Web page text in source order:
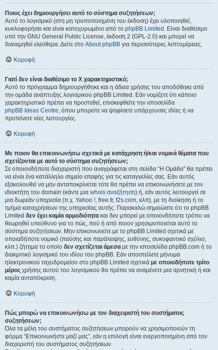
Ποιος έχει δημιουργήσει αυτό το σύστημα συζητήσεων;
Αυτό το λογισμικό (στη μη τροποποιημένη του έκδοση) έχει υλοποιηθεί,
κυκλοφορήσει και είναι κατοχυρωμένο από το phpBB Limited . Είναι διαθέσιμο
υπό την GNU General Public License, έκδοση 2 (GPL-2.0) και μπορεί να
διανεμηθεί ελεύθερα. Δείτε στο About phpBB για περισσότερες λεπτομέρειες.
Κορυφή
Γιατί δεν είναι διαθέσιμο το Χ χαρακτηριστικό;
Αυτό το πρόγραμμα δημιουργήθηκε και η άδεια χρήσης του αποδόθηκε από
την ομάδα ανάπτυξης λογισμικού phpBB Limited. Εάν νομίζετε ότι κάποιο
χαρακτηριστικό πρέπει να προστεθεί, επισκεφθείτε την ιστοσελίδα
phpBB Ideas Centre, όπου μπορείτε να ψηφίσετε υπάρχουσες ιδέες ή να
προτείνετε νέες λειτουργίες.
Κορυφή
Με ποιον θα επικοινωνήσω σχετικά με κατάχρηση ή/και νομικά θέματα που
σχετίζονται με αυτό το σύστημα συζητήσεων;
Σε οποιονδήποτε διαχειριστή που αναγράφεται στη σελίδα “Η Ομάδα” θα πρέπει
να είναι ένα κατάλληλο σημείο επαφής για τις καταγγελίες σας. Εάν αυτός
εξακολουθεί να μην ανταποκρίνεται τότε θα πρέπει να επικοινωνήσετε με τον
ιδιοκτήτη του domain (κάντε μια whois αναζήτηση) ή, εάν αυτός λειτουργεί σε
μια δωρεάν υπηρεσία (π.χ. Yahoo !, free.fr, f2s.com, κλπ), με τη διοίκηση ή το
τμήμα καταχρήσεων της υπηρεσίας αυτής. Παρακαλώ σημειώστε ότι το phpBB
Limited δεν έχει καμία αρμοδιότητα και δεν μπορεί με οποιονδήποτε τρόπο να
θεωρηθεί υπεύθυνο για το πώς, πού ή από ποιον χρησιμοποιείται αυτό το
σύστημα συζητήσεων. Μην επικοινωνείτε με το phpBB Limited σχετικά με
οποιαδήποτε νομικό (παύσης και παράλειψης, ευθύνης, συκοφαντικό σχόλιο,
κλπ.) ζήτημα το οποίο δεν σχετίζεται άμεσα με την ιστοσελίδα phpBB.com ή το
διακριτικό λογισμικό του ιδίου του phpBB. Εάν αποστείλετε μήνυμα
ηλεκτρονικού ταχυδρομείου στο phpBB Limited σχετικά με οποιοδήποτε τρίτο
μέρος χρήσης αυτού του λογισμικού θα πρέπει να αναμένετε μια αρνητική ή και
καμία ανταπόκριση.
Κορυφή
Πώς μπορώ να επικοινωνήσω με τον διαχειριστή του συστήματος
συζητήσεων;
Όλα τα μέλη του συστήματος συζητήσεων μπορούν να χρησιμοποιούν τη
φόρμα “Επικοινωνήστε μαζί μας”, εάν η επιλογή είναι ενεργοποιημένη από τον
διαχειριστή του συστήματος συζητήσεων.